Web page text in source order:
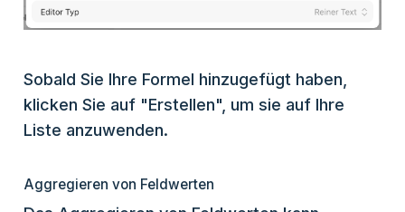
Sobald Sie Ihre Formel hinzugefügt haben,
klicken Sie auf "Erstellen", um sie auf Ihre
Liste anzuwenden.
Aggregieren von Feldwerten